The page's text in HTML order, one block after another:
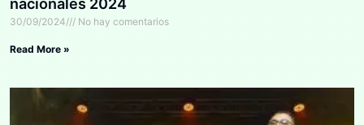
nacionales 2024
30/09/2024 No hay comentarios
Read More »